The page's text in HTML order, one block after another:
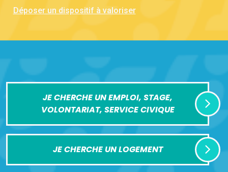
Déposer un dispositif à valoriser
JE CHERCHE UN EMPLOI, STAGE,
VOLONTARIAT, SERVICE CIVIQUE
JE CHERCHE UN LOGEMENT